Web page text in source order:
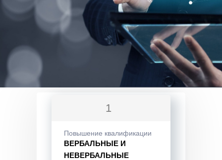
1
Повышение квалификации
ВЕРБАЛЬНЫЕ И
НЕВЕРБАЛЬНЫЕ